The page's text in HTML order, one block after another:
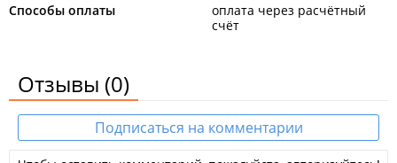
Способы оплаты
оплата через расчётный
счёт
Отзывы (0)
Подписаться на комментарии